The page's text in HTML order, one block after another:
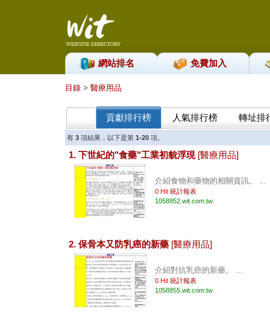
網站排名 免費加入
目錄 > 醫療用品
貢獻排行榜 人氣排行榜 轉址排
有 3 項結果，以下是第 1-20項。
1. 下世紀的"食藥"工業初貌浮現 [醫療用品]
介紹食物和藥物的相關資訊。 ...
0 Hit 統計報表
1058852.wit.com.tw
2. 保骨本又防乳癌的新藥 [醫療用品]
介紹對抗乳癌的新藥。 ...
0 Hit 統計報表
1058855.wit.com.tw